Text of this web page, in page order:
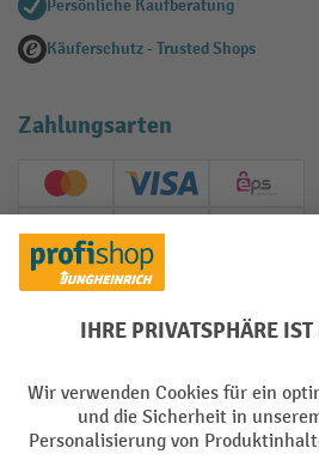
Persönliche Kaufberatung
Käuferschutz - Trusted Shops
Zahlungsarten
Creditcard (Master)Creditcard (Visa)
EPS
PayPal
Soziale Netzwerke